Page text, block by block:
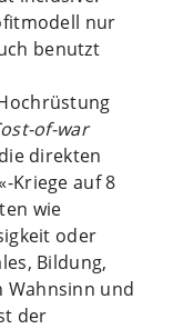
nur
benutzt
of-war
direkten
Kriege auf 8
wie
oder
Bildung,
Wahnsinn und
der